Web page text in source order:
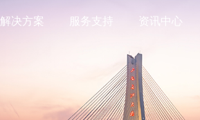
解决方案 服务支持 资讯中心